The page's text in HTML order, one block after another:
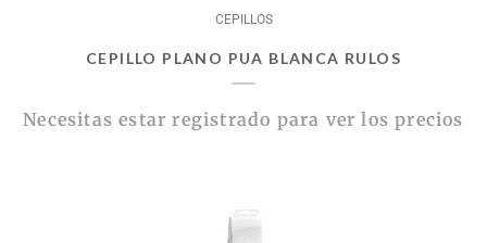
CEPILLOS
CEPILLO PLANO PUA BLANCA RULOS
Necesitas estar registrado para ver los precios